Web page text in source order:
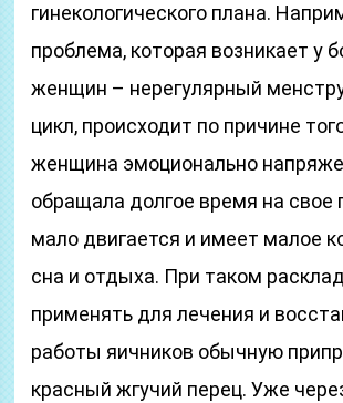
гинекологического плана.
проблема, которая возникает у
женщин – нерегулярный
цикл, происходит по причине
женщина эмоционально
обращала долгое время на свое
мало двигается и имеет малое
сна и отдыха. При таком
применять для лечения и
работы яичников обычную
красный жгучий перец. Уже